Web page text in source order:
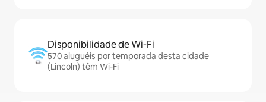
Disponibilidade de Wi-Fi
570 aluguéis por temporada desta cidade
(Lincoln) têm Wi-Fi